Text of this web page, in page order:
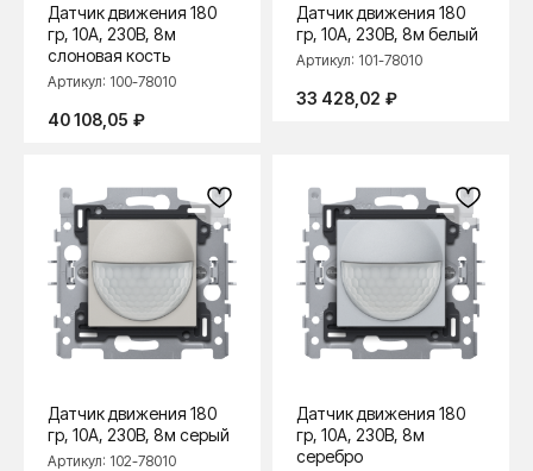
Датчик движения 180
гр, 10А, 230В, 8м
слоновая кость
Артикул: 100-78010
40 108,05 ₽
Датчик движения 180
гр, 10А, 230В, 8м белый
Артикул: 101-78010
33 428,02 ₽
Датчик движения 180
гр, 10А, 230В, 8м серый
Артикул: 102-78010
Датчик движения 180
гр, 10А, 230В, 8м
серебро